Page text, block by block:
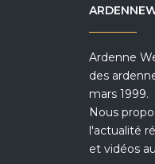
Ardenne
des
mars 1999.
Nous
l'actualité
et vidéos